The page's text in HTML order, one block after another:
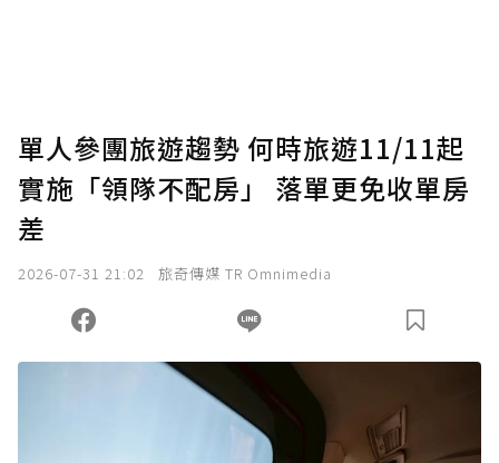
確認送出
您當前剩餘 U 利點數：0點；前往 購買點數
單人參團旅遊趨勢 何時旅遊11/11起
實施「領隊不配房」 落單更免收單房
差
2026-07-31 21:02 旅奇傳媒 TR Omnimedia